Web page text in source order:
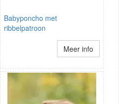
Babyponcho met
ribbelpatroon
Meer info